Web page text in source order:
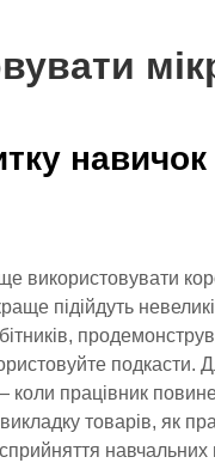
використовувати
підійдуть
подкасти.
коли працівник
товарів, як
навчальних